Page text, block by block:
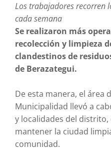
Los trabajadores recorren
cada semana
Se realizaron más
recolección y limpieza
clandestinos de
de Berazategui.
De esta manera, el área
Municipalidad llevó a
y localidades del
mantener la ciudad
comunidad.